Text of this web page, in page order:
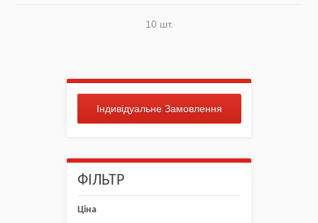
10 шт.
Індивідуальне Замовлення
ФІЛЬТР
Ціна